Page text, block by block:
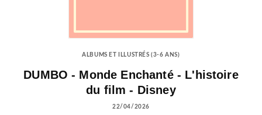
ALBUMS ET ILLUSTRÉS (3-6 ANS)
DUMBO - Monde Enchanté - L'histoire
du film - Disney
22/04/2026